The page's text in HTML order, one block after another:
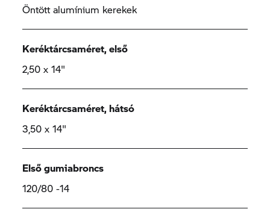
Öntött alumínium kerekek
Keréktárcsaméret, első
2,50 x 14"
Keréktárcsaméret, hátsó
3,50 x 14"
Első gumiabroncs
120/80 -14